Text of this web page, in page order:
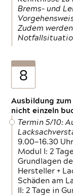
Brems- und
Zudem
8
Ausbildung
nicht einzeln
Termin 5/10:
9.00—16.30 Uhr
Modul I: 2
Grundlagen
Hersteller +
Schäden am
II: 2 Tage in